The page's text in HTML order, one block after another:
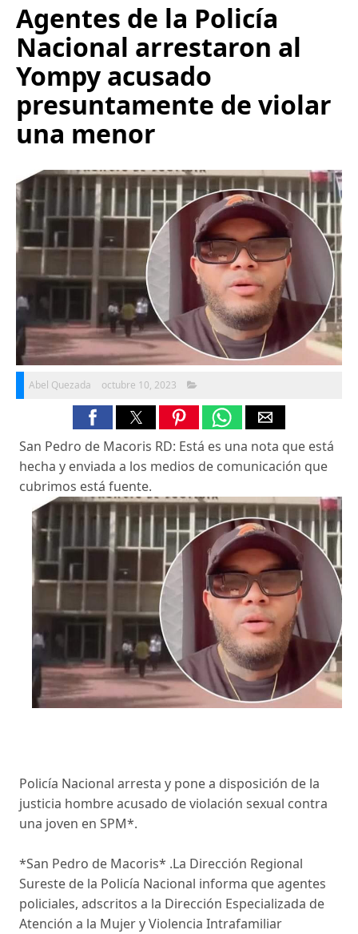
Agentes de la Policía
Nacional arrestaron al
Yompy acusado
presuntamente de violar
una menor
Abel Quezada octubre 10, 2023
San Pedro de Macoris RD: Está es una nota que está
hecha y enviada a los medios de comunicación que
cubrimos está fuente.
Policía Nacional arresta y pone a disposición de la
justicia hombre acusado de violación sexual contra
una joven en SPM*.
*San Pedro de Macoris* .La Dirección Regional
Sureste de la Policía Nacional informa que agentes
policiales, adscritos a la Dirección Especializada de
Atención a la Mujer y Violencia Intrafamiliar